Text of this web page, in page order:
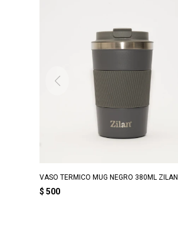
VASO TERMICO MUG NEGRO 380ML ZILAN
$ 500